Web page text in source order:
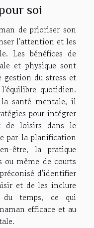
soi
de prioriser son
l'attention et les
Les bénéfices de
et physique sont
gestion du stress et
quotidien.
santé mentale, il
pour intégrer
de loisirs dans le
par la planification
être, la pratique
ou même de courts
d'identifier
et de les inclure
du temps, ce qui
efficace et au